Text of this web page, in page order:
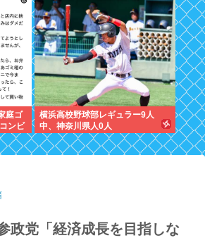
庭ゴ
ンビ
横浜高校野球部レギュラー9人
中、神奈川県人0人
政党「経済成長を目指しな